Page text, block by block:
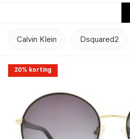
Calvin Klein Dsquared2
20% korting